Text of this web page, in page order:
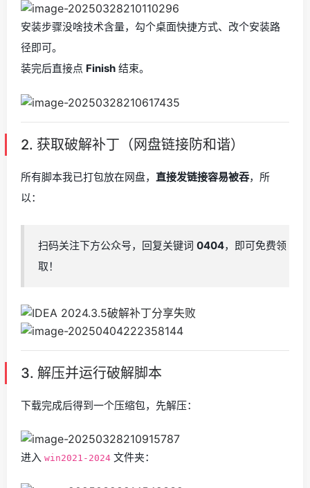
安装步骤没啥技术含量，勾个桌面快捷方式、改个安装路
径即可。
装完后直接点 Finish 结束。
2. 获取破解补丁（网盘链接防和谐）
所有脚本我已打包放在网盘， 直接发链接容易被吞，所
以：
扫码关注下方公众号，回复关键词 0404，即可免费领
取！
3. 解压并运行破解脚本
下载完成后得到一个压缩包，先解压：
进入 win2021-2024 文件夹：